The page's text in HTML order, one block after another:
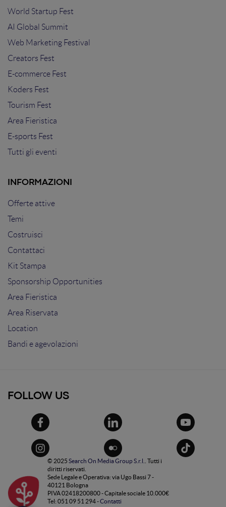
World Startup Fest
AI Global Summit
Web Marketing Festival
Creators Fest
E-commerce Fest
Koders Fest
Tourism Fest
Area Fieristica
E-sports Fest
Tutti gli eventi
INFORMAZIONI
Offerte attive
Temi
Costruisci
Contattaci
Kit Stampa
Sponsorship Opportunities
Area Fieristica
Area Riservata
Location
Bandi e agevolazioni
FOLLOW US
© 2025 Search On Media Group S.r.l.
. Tutti i
diritti riservati.
Sede Legale e Operativa: via Ugo Bassi 7 -
40121 Bologna
PIVA 02418200800 - Capitale sociale 10.000€
Tel: 051 09 51 294 -Contatti